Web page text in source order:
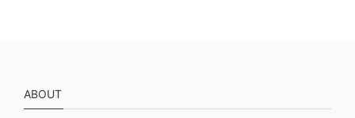
ABOUT